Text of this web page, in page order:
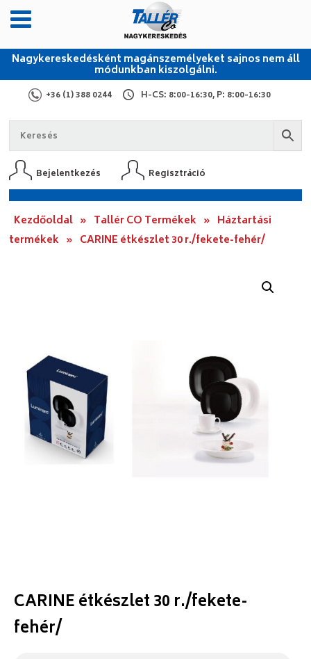
Nagykereskedésként magánszemélyeket sajnos nem áll
módunkban kiszolgálni.
+36 (1) 388 0244 H-CS: 8:00-16:30, P: 8:00-16:30
Bejelentkezés Regisztráció
Kezdőoldal » Tallér CO Termékek » Háztartási
termékek » CARINE étkészlet 30 r./fekete-fehér/
CARINE étkészlet 30 r./fekete-
fehér/